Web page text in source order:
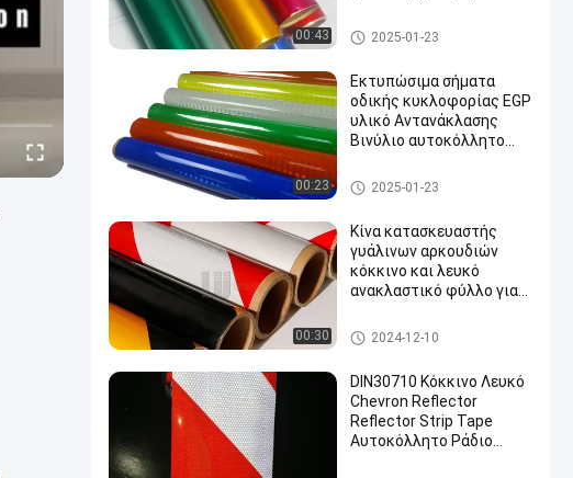
00:43
για την οδική
κυκλοφορία
Αντανακλαστική κάλυψη βαθ
μού μηχανικών
2025-01-23
00:23
Εκτυπώσιμα σήματα
οδικής κυκλοφορίας EGP
υλικό Αντανάκλασης
Βινύλιο αυτοκόλλητο
Αντανάκλαση φύλλο
φιλμ
Αντανακλαστική κάλυψη EGP
2025-01-23
00:30
Κίνα κατασκευαστής
γυάλινων αρκουδιών
κόκκινο και λευκό
ανακλαστικό φύλλο για
Αντανακλαστικά φύλλα ταινι
ών
2024-12-10
DIN30710 Κόκκινο Λευκό
Chevron Reflector
Reflector Strip Tape
Αυτοκόλλητο Ράδιο